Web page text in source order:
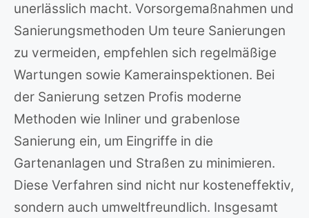
unerlässlich macht. Vorsorgemaßnahmen und
Sanierungsmethoden Um teure Sanierungen
zu vermeiden, empfehlen sich regelmäßige
Wartungen sowie Kamerainspektionen. Bei
der Sanierung setzen Profis moderne
Methoden wie Inliner und grabenlose
Sanierung ein, um Eingriffe in die
Gartenanlagen und Straßen zu minimieren.
Diese Verfahren sind nicht nur kosteneffektiv,
sondern auch umweltfreundlich. Insgesamt